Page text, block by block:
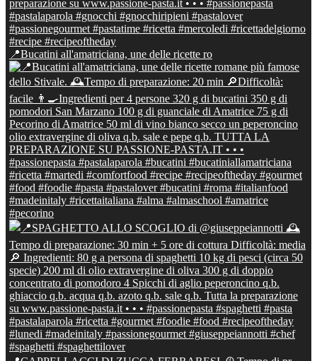
📍Bucatini all'amatriciana, une delle ricette ro